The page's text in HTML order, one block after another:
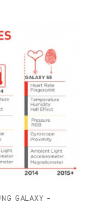
GALAXY –